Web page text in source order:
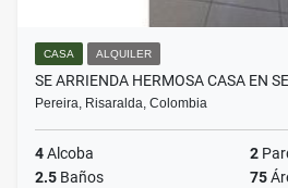
CASA ALQUILER
SE ARRIENDA HERMOSA CASA EN
Pereira, Risaralda, Colombia
4Alcoba 2
2.5 Baños 75